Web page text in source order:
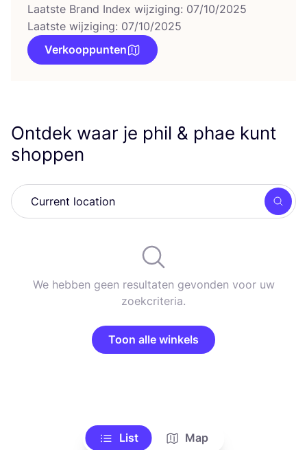
Laatste Brand Index wijziging: 07/10/2025
Laatste wijziging: 07/10/2025
Verkooppunten
Ontdek waar je phil & phae kunt
shoppen
Zoek
We hebben geen resultaten gevonden voor uw
zoekcriteria.
Toon alle winkels
List Map